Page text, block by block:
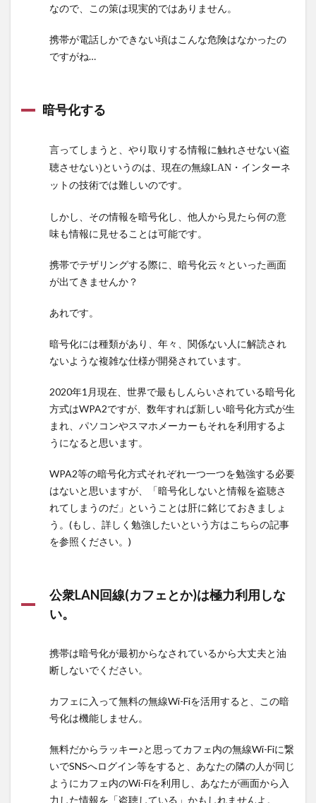
か)は
利用
しな
(これ
料)専
用の
ネッ
トワ
回線
(VPN)
用す
る。
上記
施し
て期
きる
こと
なので、この策は現実的ではありません。
携帯が電話しかできない頃はこんな危険はなかったの
ですがね…
暗号化する
言ってしまうと、やり取りする情報に触れさせない(盗
聴させない)というのは、現在の無線LAN・インターネ
ットの技術では難しいのです。
しかし、その情報を暗号化し、他人から見たら何の意
味も情報に見せることは可能です。
携帯でテザリングする際に、暗号化云々といった画面
が出てきませんか？
あれです。
暗号化には種類があり、年々、関係ない人に解読され
ないような複雑な仕様が開発されています。
2020年1月現在、世界で最もしんらいされている暗号化
方式はWPA2ですが、数年すれば新しい暗号化方式が生
まれ、パソコンやスマホメーカーもそれを利用するよ
うになると思います。
WPA2等の暗号化方式それぞれ一つ一つを勉強する必要
はないと思いますが、「暗号化しないと情報を盗聴さ
れてしまうのだ」ということは肝に銘じておきましょ
う。(もし、詳しく勉強したいという方はこちらの記事
を参照ください。)
公衆LAN回線(カフェとか)は極力利用しな
い。
携帯は暗号化が最初からなされているから大丈夫と油
断しないでください。
カフェに入って無料の無線Wi-Fiを活用すると、この暗
号化は機能しません。
無料だからラッキー♪と思ってカフェ内の無線Wi-Fiに繋
いでSNSへログイン等をすると、あなたの隣の人が同じ
ようにカフェ内のWi-Fiを利用し、あなたが画面から入
力した情報を「盗聴している」かもしれませんよ。